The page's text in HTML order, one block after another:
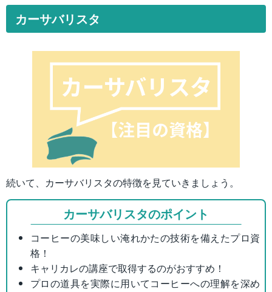
カーサバリスタ
続いて、カーサバリスタの特徴を見ていきましょう。
カーサバリスタのポイント
コーヒーの美味しい淹れかたの技術を備えたプロ資
格！
キャリカレの講座で取得するのがおすすめ！
プロの道具を実際に用いてコーヒーへの理解を深め